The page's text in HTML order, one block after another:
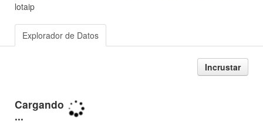
lotaip
Explorador de Datos
Incrustar